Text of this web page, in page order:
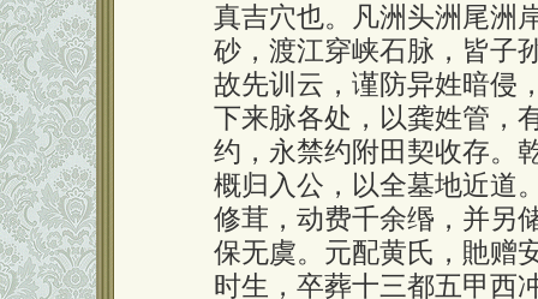
真吉穴也。凡洲头洲尾洲
砂，渡江穿峡石脉，皆子
故先训云，谨防异姓暗侵
下来脉各处，以龚姓管，
约，永禁约附田契收存。
概归入公，以全墓地近道
修茸，动费千余缗，并另
保无虞。元配黄氏，貤赠
时生，卒葬十三都五甲西